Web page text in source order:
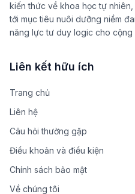
kiến thức về khoa học tự
tới mục tiêu nuôi dưỡng niềm
năng lực tư duy logic cho cộng
Liên kết hữu ích
Trang chủ
Liên hệ
Câu hỏi thường gặp
Điều khoản và điều kiện
Chính sách bảo mật
Về chúng tôi